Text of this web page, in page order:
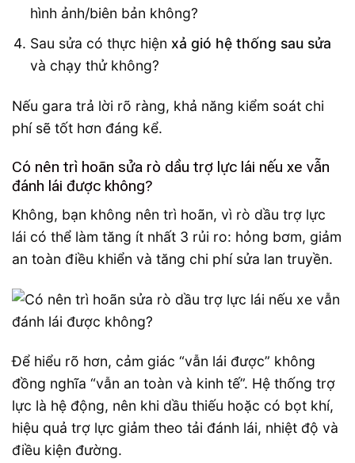
hình ảnh/biên bản không?
Sau sửa có thực hiện xả gió hệ thống sau sửa
và chạy thử không?
Nếu gara trả lời rõ ràng, khả năng kiểm soát chi
phí sẽ tốt hơn đáng kể.
Có nên trì hoãn sửa rò dầu trợ lực lái nếu xe vẫn
đánh lái được không?
Không, bạn không nên trì hoãn, vì rò dầu trợ lực
lái có thể làm tăng ít nhất 3 rủi ro: hỏng bơm, giảm
an toàn điều khiển và tăng chi phí sửa lan truyền.
Để hiểu rõ hơn, cảm giác “vẫn lái được” không
đồng nghĩa “vẫn an toàn và kinh tế”. Hệ thống trợ
lực là hệ động, nên khi dầu thiếu hoặc có bọt khí,
hiệu quả trợ lực giảm theo tải đánh lái, nhiệt độ và
điều kiện đường.